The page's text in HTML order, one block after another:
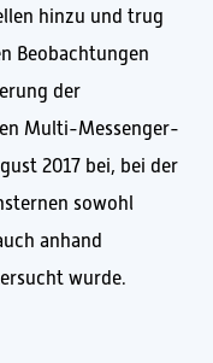
hinzu und trug
Beobachtungen
der
Multi-Messenger-
2017 bei, bei der
sowohl
anhand
wurde.